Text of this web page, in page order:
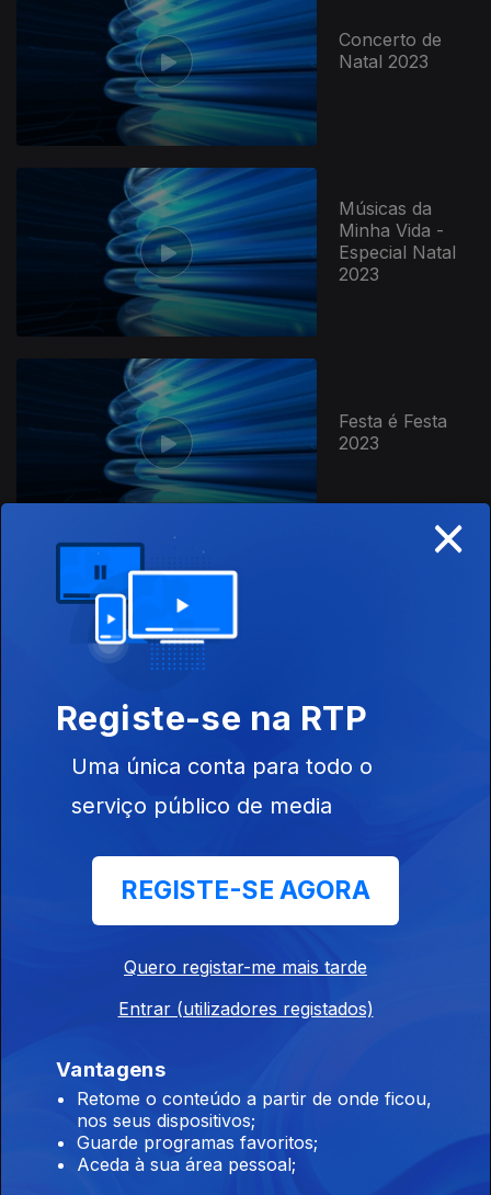
Concerto de
Natal 2023
Músicas da
Minha Vida -
Especial Natal
2023
Festa é Festa
2023
Quinhentista
×
Registe-se na RTP
Uma única conta para todo o
serviço público de media
REGISTE-SE AGORA
Quero registar-me mais tarde
Entrar (utilizadores registados)
Vantagens
Retome o conteúdo a partir de onde ficou,
nos seus dispositivos;
Guarde programas favoritos;
Aceda à sua área pessoal;